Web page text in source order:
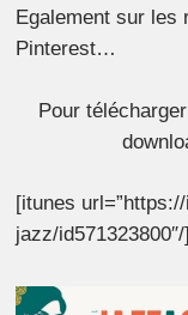
Egalement sur les
Pinterest…
Pour
[itunes
jazz/id571323800″/]